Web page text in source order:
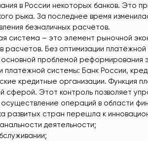
в России некоторых банков. Это
рыка. За последнее время
безналичных расчётов.
система – это элемент рыночной
расчетов. Без оптимизации
основной проблемой реформирования
платёжной системы: Банк России,
кредитные организации. Функция
сферой. Этот контроль позволяет
осуществление операций в области
развитых стран перешла к
деятельности;